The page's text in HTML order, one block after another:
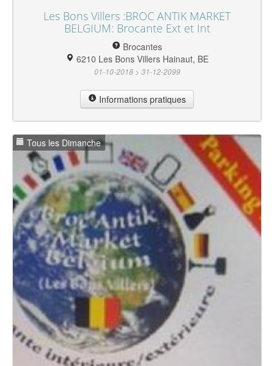
Les Bons Villers :BROC ANTIK MARKET
BELGIUM: Brocante Ext et Int
Brocantes
6210 Les Bons Villers Hainaut, BE
01-10-2018 > 31-12-2099
Informations pratiques
Tous les Dimanche